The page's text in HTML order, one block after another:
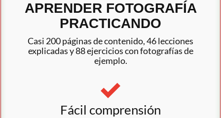
APRENDER FOTOGRAFÍA
PRACTICANDO
Casi 200 páginas de contenido, 46 lecciones
explicadas y 88 ejercicios con fotografías de
ejemplo.
Fácil comprensión